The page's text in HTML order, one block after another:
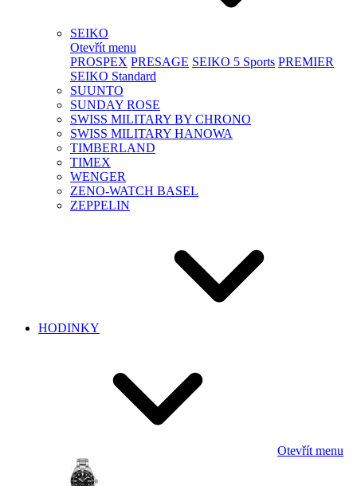
SEIKO
Otevřít menu
PROSPEX PRESAGE SEIKO 5 Sports PREMIER
SEIKO Standard
SUUNTO
SUNDAY ROSE
SWISS MILITARY BY CHRONO
SWISS MILITARY HANOWA
TIMBERLAND
TIMEX
WENGER
ZENO-WATCH BASEL
ZEPPELIN
HODINKY
Otevřít menu